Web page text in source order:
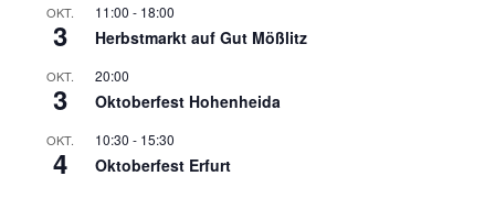
OKT.
3
11:00 - 18:00
Herbstmarkt auf Gut Mößlitz
OKT.
3
20:00
Oktoberfest Hohenheida
OKT.
4
10:30 - 15:30
Oktoberfest Erfurt